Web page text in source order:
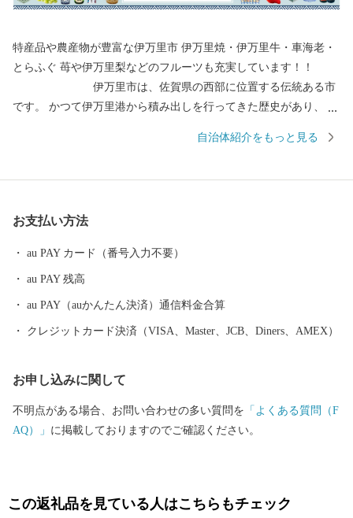
特産品や農産物が豊富な伊万里市 伊万里焼・伊万里牛・車海老・
とらふぐ 苺や伊万里梨などのフルーツも充実しています！！
です。 かつて伊万里港から積み出しを行ってきた歴史があり、伊
便利さはありませんが、心温かい人が集まり、心にゆとりある生
万里市が責任をもって安全に管理・保管し、第三者に譲渡・提供
することはございません。 寄附者様からいただいた個人情報は、
する報告、伊万里市が主催・出展するふるさと納税関連イベント
情報の提供、伊万里市のふるさと納税に関する情報提供のため、
使用させていただきます。 また、情報の提供手段としては、電子
里市ふるさと納税サポート室】 電話：0955-58-9930 ＦＡＸ：050-3
606-3441 メール：support@furusato-imari.jp ※伊万里市はふるさと
納税のサポート室業務と、ワンストップ特例申請受付業務を外部
自治体紹介をもっと見る
お支払い方法
au PAY カード（番号入力不要）
au PAY 残高
au PAY（auかんたん決済）通信料金合算
クレジットカード決済（VISA、Master、JCB、Diners、AMEX）
お申し込みに関して
不明点がある場合、お問い合わせの多い質問を 「よくある質問（F
AQ）」 に掲載しておりますのでご確認ください。
この返礼品を見ている人はこちらもチェック